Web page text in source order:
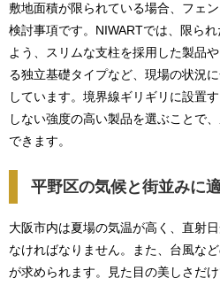
敷地面積が限られている場合、フェ
検討事項です。NIWARTでは、限ら
よう、スリムな支柱を採用した製品
る独立基礎タイプなど、現場の状況
しています。境界線ギリギリに設置
しない強度の高い製品を選ぶことで
できます。
平野区の気候と街並みに
大阪市内は夏場の気温が高く、直射
なければなりません。また、台風な
が求められます。見た目の美しさだ